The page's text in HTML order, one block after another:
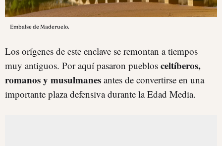
Embalse de Maderuelo.
Los orígenes de este enclave se remontan a tiempos
muy antiguos. Por aquí pasaron pueblos celtíberos,
romanos y musulmanes antes de convertirse en una
importante plaza defensiva durante la Edad Media.